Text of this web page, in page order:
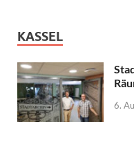
KASSEL
6.